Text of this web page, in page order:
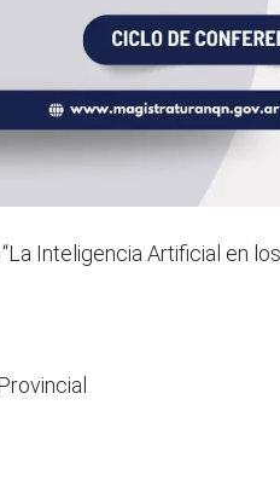
Inteligencia Artificial en